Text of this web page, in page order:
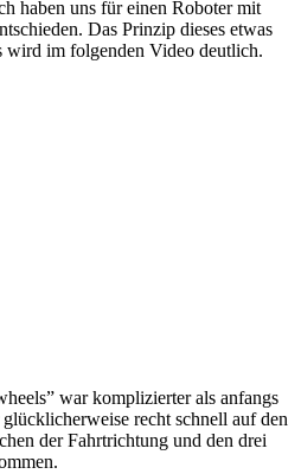
haben uns für einen Roboter mit
Das Prinzip dieses etwas
wird im folgenden Video deutlich.
war komplizierter als anfangs
recht schnell auf den
der Fahrtrichtung und den drei